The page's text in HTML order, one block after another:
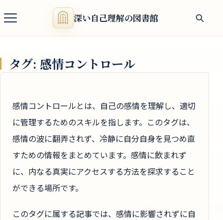
深い自己理解の図書館
タグ: 感情コントロール
感情コントロールとは、自己の感情を理解し、適切
に管理するためのスキルを指します。このタグは、
感情の波に翻弄されず、冷静に自分自身を見つめ直
すための情報をまとめています。感情に飲まれず
に、内なる真実にアクセスする方法を探求すること
ができる場所です。
このタグに属する記事では、感情に影響されずに自